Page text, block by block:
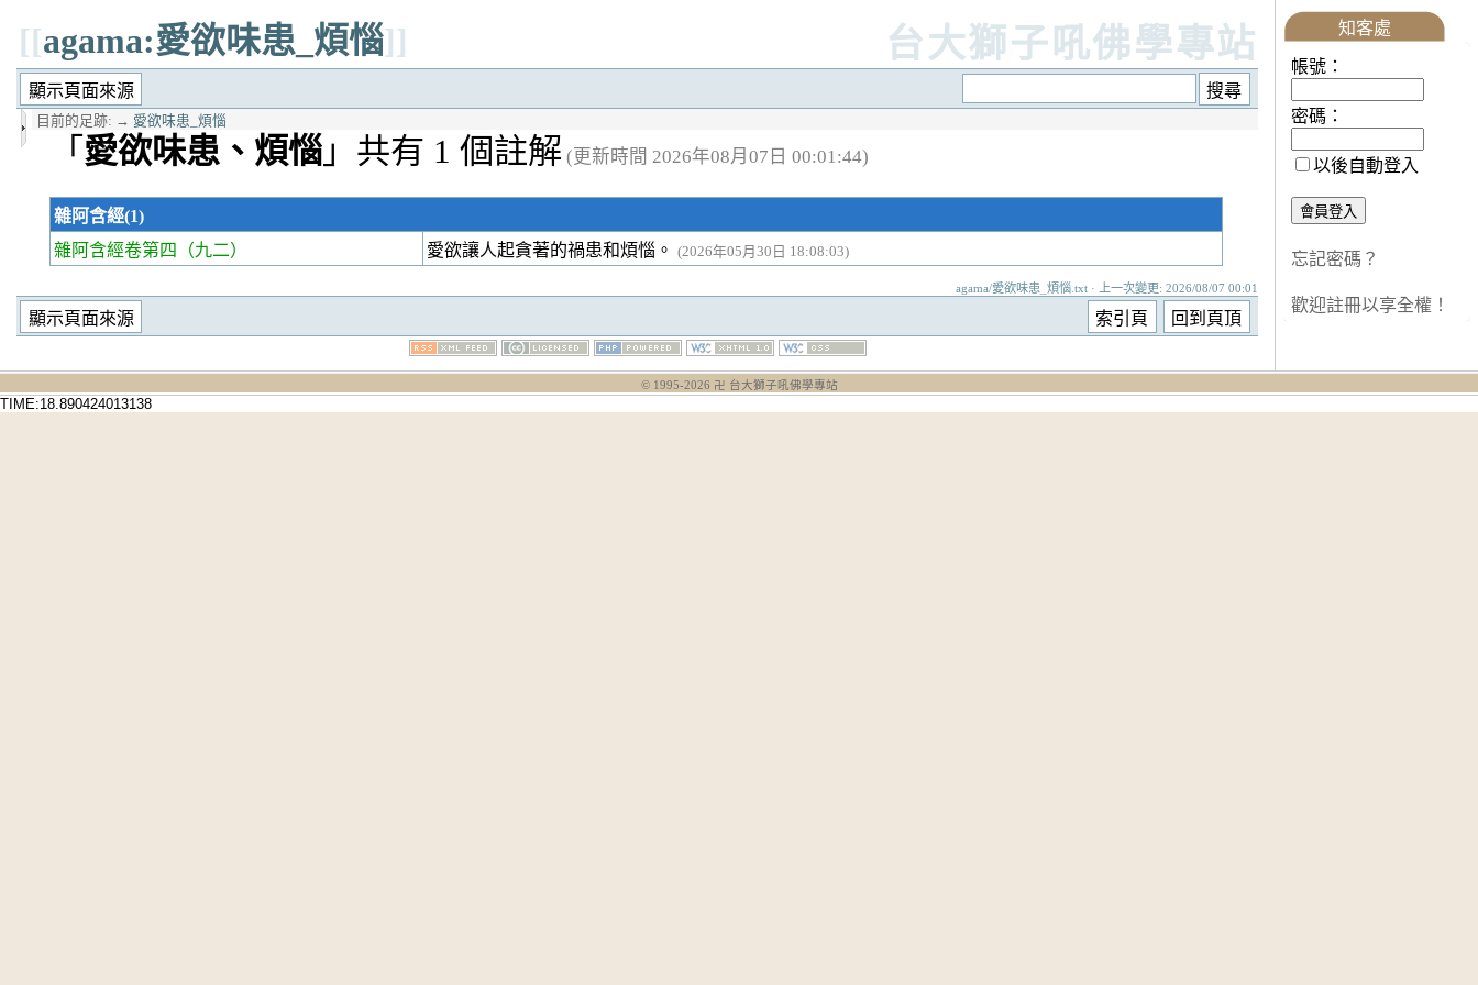
[[agama:愛欲味患_煩惱]] 台大獅子吼佛學專站
目前的足跡: → 愛欲味患_煩惱
「 愛欲味患、煩惱 」共有 1 個註解 (更新時間 2026年08月07日 00:01:44)
雜阿含經(1)
雜阿含經卷第四
（九二） 愛欲讓人起貪著的禍患和煩惱。 (2026年05月30日 18:08:03)
agama/愛欲味患_煩惱.txt · 上一次變更: 2026/08/07 00:01
知客處
帳號：
密碼：
以後自動登入
忘記密碼？
歡迎註冊以享全權！
© 1995-2026 卍 台大獅子吼佛學專站
TIME:18.890424013138